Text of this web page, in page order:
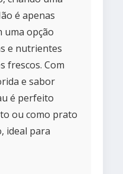
é apenas
uma opção
e nutrientes
frescos. Com
e sabor
é perfeito
ou como prato
ideal para